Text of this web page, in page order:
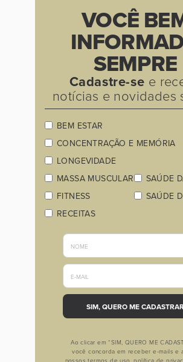
VOCÊ
SEMPRE
Cadastre-se e
notícias e novidades
BEM ESTAR
CONCENTRAÇÃO E MEMÓRIA
LONGEVIDADE
MASSA MUSCULAR
FITNESS
RECEITAS
SAÚDE
SAÚDE
Ao clicar em “SIM, QUERO ME
você concorda em receber e-mails e